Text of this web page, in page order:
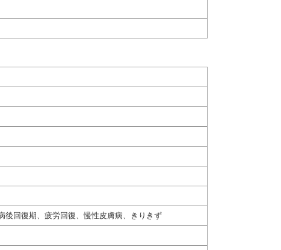
後回復期、疲労回復、慢性皮膚病、きりきず